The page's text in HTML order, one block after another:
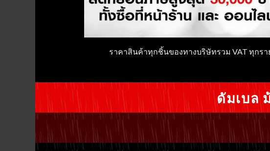
ราคาสินค้าทุกชิ้นของทางบริษัทรวม VAT ทุกร
ดัมเบล